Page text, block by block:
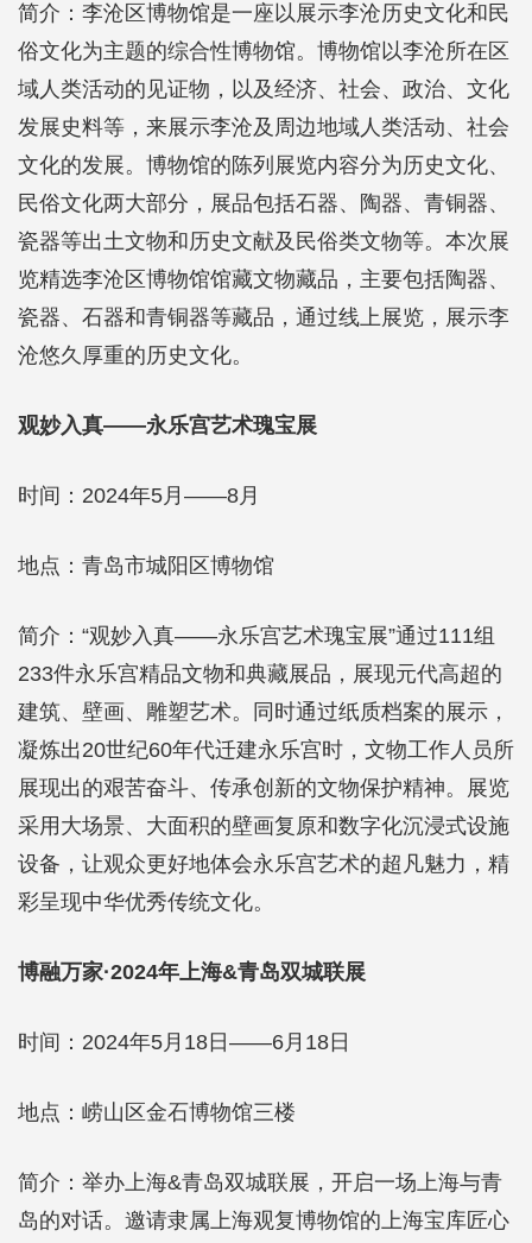
简介：李沧区博物馆是一座以展示李沧历史文化和民
俗文化为主题的综合性博物馆。博物馆以李沧所在区
域人类活动的见证物，以及经济、社会、政治、文化
发展史料等，来展示李沧及周边地域人类活动、社会
文化的发展。博物馆的陈列展览内容分为历史文化、
民俗文化两大部分，展品包括石器、陶器、青铜器、
瓷器等出土文物和历史文献及民俗类文物等。本次展
览精选李沧区博物馆馆藏文物藏品，主要包括陶器、
瓷器、石器和青铜器等藏品，通过线上展览，展示李
沧悠久厚重的历史文化。
观妙入真——永乐宫艺术瑰宝展
时间：2024年5月——8月
地点：青岛市城阳区博物馆
简介：“观妙入真——永乐宫艺术瑰宝展”通过111组
233件永乐宫精品文物和典藏展品，展现元代高超的
建筑、壁画、雕塑艺术。同时通过纸质档案的展示，
凝炼出20世纪60年代迁建永乐宫时，文物工作人员所
展现出的艰苦奋斗、传承创新的文物保护精神。展览
采用大场景、大面积的壁画复原和数字化沉浸式设施
设备，让观众更好地体会永乐宫艺术的超凡魅力，精
彩呈现中华优秀传统文化。
博融万家·2024年上海&青岛双城联展
时间：2024年5月18日——6月18日
地点：崂山区金石博物馆三楼
简介：举办上海&青岛双城联展，开启一场上海与青
岛的对话。邀请隶属上海观复博物馆的上海宝库匠心